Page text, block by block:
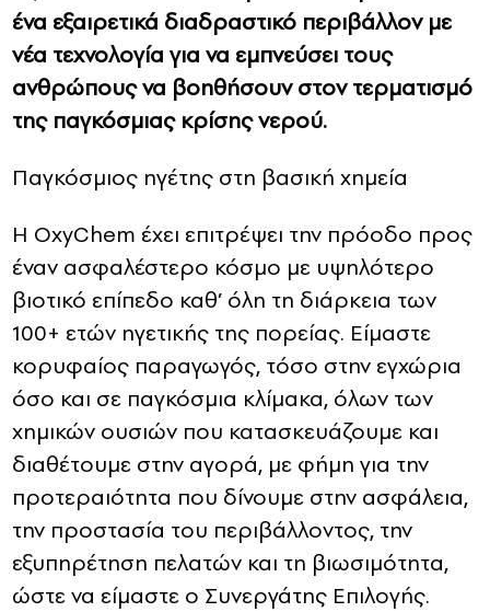
ένα εξαιρετικά διαδραστικό περιβάλλον με
νέα τεχνολογία για να εμπνεύσει τους
ανθρώπους να βοηθήσουν στον τερματισμό
της παγκόσμιας κρίσης νερού.
Παγκόσμιος ηγέτης στη βασική χημεία
Η OxyChem έχει επιτρέψει την πρόοδο προς
έναν ασφαλέστερο κόσμο με υψηλότερο
βιοτικό επίπεδο καθ’ όλη τη διάρκεια των
100+ ετών ηγετικής της πορείας. Είμαστε
κορυφαίος παραγωγός, τόσο στην εγχώρια
όσο και σε παγκόσμια κλίμακα, όλων των
χημικών ουσιών που κατασκευάζουμε και
διαθέτουμε στην αγορά, με φήμη για την
προτεραιότητα που δίνουμε στην ασφάλεια,
την προστασία του περιβάλλοντος, την
εξυπηρέτηση πελατών και τη βιωσιμότητα,
ώστε να είμαστε ο Συνεργάτης Επιλογής.